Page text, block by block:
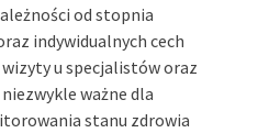
od stopnia
indywidualnych cech
u specjalistów oraz
ważne dla
stanu zdrowia